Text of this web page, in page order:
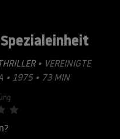
• VEREINIGTE
• 1975 • 73 MIN